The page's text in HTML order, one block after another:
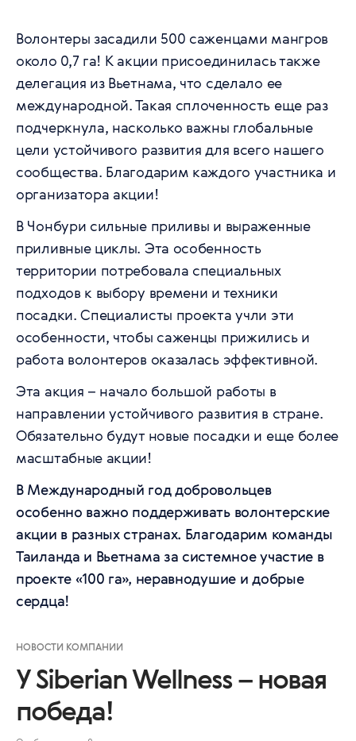
Волонтеры засадили 500 саженцами мангров
около 0,7 га! К акции присоединилась также
делегация из Вьетнама, что сделало ее
международной. Такая сплоченность еще раз
подчеркнула, насколько важны глобальные
цели устойчивого развития для всего нашего
сообщества. Благодарим каждого участника и
организатора акции!
В Чонбури сильные приливы и выраженные
приливные циклы. Эта особенность
территории потребовала специальных
подходов к выбору времени и техники
посадки. Специалисты проекта учли эти
особенности, чтобы саженцы прижились и
работа волонтеров оказалась эффективной.
Эта акция – начало большой работы в
направлении устойчивого развития в стране.
Обязательно будут новые посадки и еще более
масштабные акции!
В Международный год добровольцев
особенно важно поддерживать волонтерские
акции в разных странах. Благодарим команды
Таиланда и Вьетнама за системное участие в
проекте «100 га», неравнодушие и добрые
сердца!
НОВОСТИ КОМПАНИИ
У Siberian Wellness – новая
победа!